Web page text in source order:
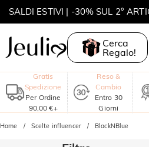
SALDI ESTIVI | -30% SUL 2°
MOVE MY WAY | ACQUISTA
Cerca
Regalo!
Gratis
Spedizione
Per Ordine
90,00 €+
Reso &
Cambio
Entro 30
Giorni
Home Scelte influencer BlackNBlue